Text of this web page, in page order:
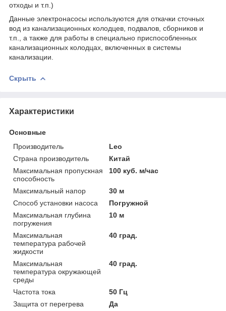
отходы и т.п.)
Данные электронасосы используются для откачки сточных
вод из канализационных колодцев, подвалов, сборников и
т.п., а также для работы в специально приспособленных
канализационных колодцах, включенных в системы
канализации.
Скрыть
Характеристики
Основные
Производитель
Leo
Страна производитель
Китай
Максимальная пропускная
способность
100 куб. м/час
Максимальный напор
30 м
Способ установки насоса
Погружной
Максимальная глубина
погружения
10 м
Максимальная
температура рабочей
жидкости
40 град.
Максимальная
температура окружающей
среды
40 град.
Частота тока
50 Гц
Защита от перегрева
Да